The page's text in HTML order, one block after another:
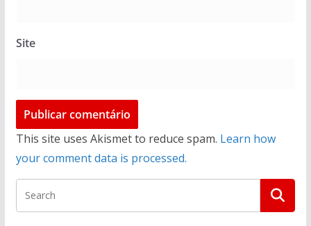
Site
This site uses Akismet to reduce spam. Learn how
your comment data is processed.